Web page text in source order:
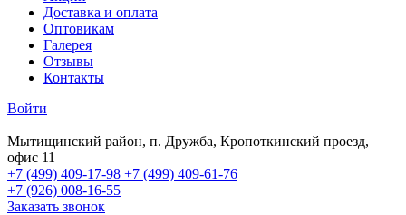
Доставка и оплата
Оптовикам
Галерея
Отзывы
Контакты
Войти
Мытищинский район, п. Дружба, Кропоткинский проезд,
офис 11
+7 (499) 409-17-98 +7 (499) 409-61-76
+7 (926) 008-16-55
Заказать звонок